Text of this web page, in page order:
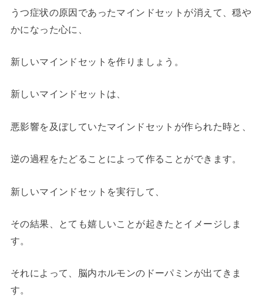
うつ症状の原因であったマインドセットが消えて、穏や
かになった心に、
新しいマインドセットを作りましょう。
新しいマインドセットは、
悪影響を及ぼしていたマインドセットが作られた時と、
逆の過程をたどることによって作ることができます。
新しいマインドセットを実行して、
その結果、とても嬉しいことが起きたとイメージしま
す。
それによって、脳内ホルモンのドーパミンが出てきま
す。